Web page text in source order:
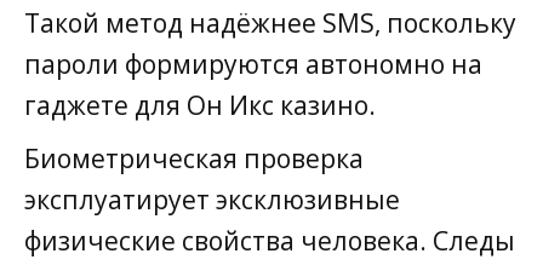
Такой метод надёжнее SMS, поскольку
пароли формируются автономно на
гаджете для Он Икс казино.
Биометрическая проверка
эксплуатирует эксклюзивные
физические свойства человека. Следы